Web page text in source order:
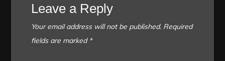
Leave a Reply
Your email address will not be published. Required
fields are marked *